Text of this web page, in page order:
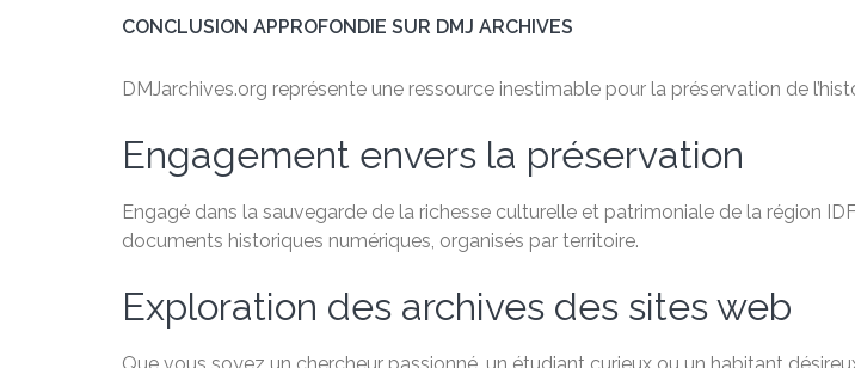
CONCLUSION APPROFONDIE SUR DMJ ARCHIVES
DMJarchives.org représente une ressource inestimable pour la préservation de
Engagement envers la préservation
Engagé dans la sauvegarde de la richesse culturelle et patrimoniale de la région
documents historiques numériques, organisés par territoire.
Exploration des archives des sites web